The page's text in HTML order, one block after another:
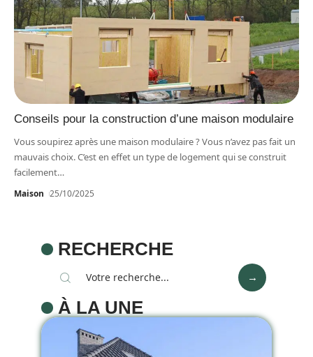
Conseils pour la construction d’une maison modulaire
Vous soupirez après une maison modulaire ? Vous n’avez pas fait un
mauvais choix. C’est en effet un type de logement qui se construit
facilement…
Maison 25/10/2025
RECHERCHE
À LA UNE